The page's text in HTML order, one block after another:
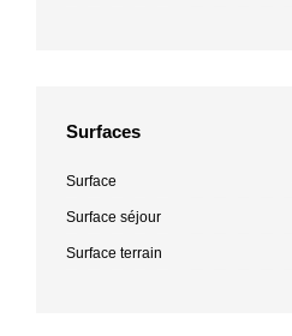
Surfaces
Surface
Surface séjour
Surface terrain